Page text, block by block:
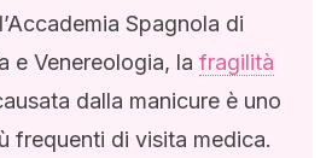
Spagnola di
e Venereologia, la fragilità
dalla manicure è uno
frequenti di visita medica.